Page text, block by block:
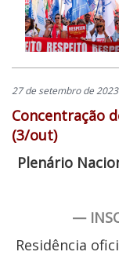
27 de setembro de 2023
Concentração
(3/out)
Plenário
—
Residência